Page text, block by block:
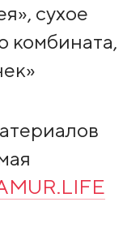
сухое
комбината,